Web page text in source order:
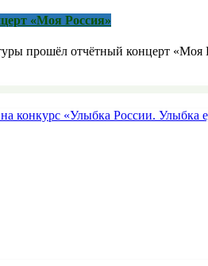
«Моя Россия»
прошёл отчётный концерт «Моя